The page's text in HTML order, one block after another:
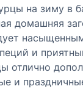
на зиму в
домашняя
и
отлично
и